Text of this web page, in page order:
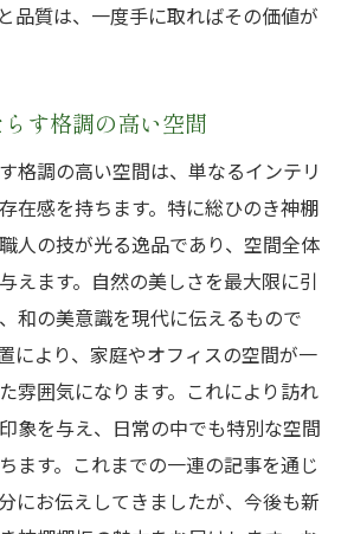
品質は、一度手に取ればその価値が
す格調の高い空間
格調の高い空間は、単なるインテリ
在感を持ちます。特に総ひのき神棚
人の技が光る逸品であり、空間全体
えます。自然の美しさを最大限に引
和の美意識を現代に伝えるもので
により、家庭やオフィスの空間が一
雰囲気になります。これにより訪れ
象を与え、日常の中でも特別な空間
ます。これまでの一連の記事を通じ
にお伝えしてきましたが、今後も新